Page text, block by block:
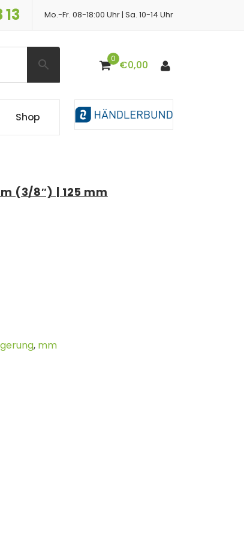
13 Mo.-Fr. 08-18:00 Uhr | Sa. 10-14 Uhr
0 €0,00
Shop
(3/8″) | 125 mm
, mm